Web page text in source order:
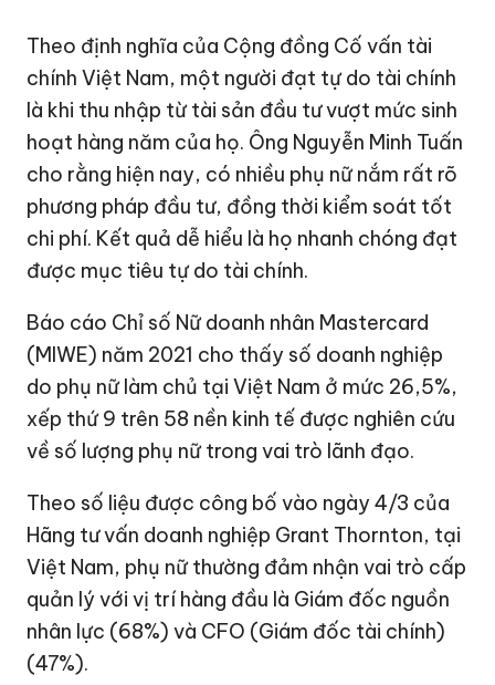
Theo định nghĩa của Cộng đồng Cố vấn tài
chính Việt Nam, một người đạt tự do tài chính
là khi thu nhập từ tài sản đầu tư vượt mức sinh
hoạt hàng năm của họ. Ông Nguyễn Minh Tuấn
cho rằng hiện nay, có nhiều phụ nữ nắm rất rõ
phương pháp đầu tư, đồng thời kiểm soát tốt
chi phí. Kết quả dễ hiểu là họ nhanh chóng đạt
được mục tiêu tự do tài chính.
Báo cáo Chỉ số Nữ doanh nhân Mastercard
(MIWE) năm 2021 cho thấy số doanh nghiệp
do phụ nữ làm chủ tại Việt Nam ở mức 26,5%,
xếp thứ 9 trên 58 nền kinh tế được nghiên cứu
về số lượng phụ nữ trong vai trò lãnh đạo.
Theo số liệu được công bố vào ngày 4/3 của
Hãng tư vấn doanh nghiệp Grant Thornton, tại
Việt Nam, phụ nữ thường đảm nhận vai trò cấp
quản lý với vị trí hàng đầu là Giám đốc nguồn
nhân lực (68%) và CFO (Giám đốc tài chính)
(47%).